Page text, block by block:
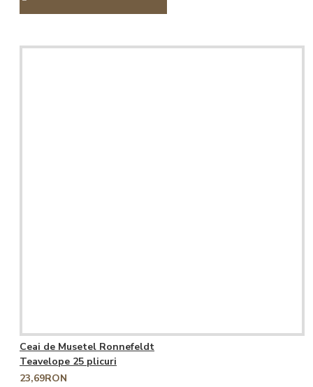
Ceai de Musetel Ronnefeldt
Teavelope 25 plicuri
23,69RON